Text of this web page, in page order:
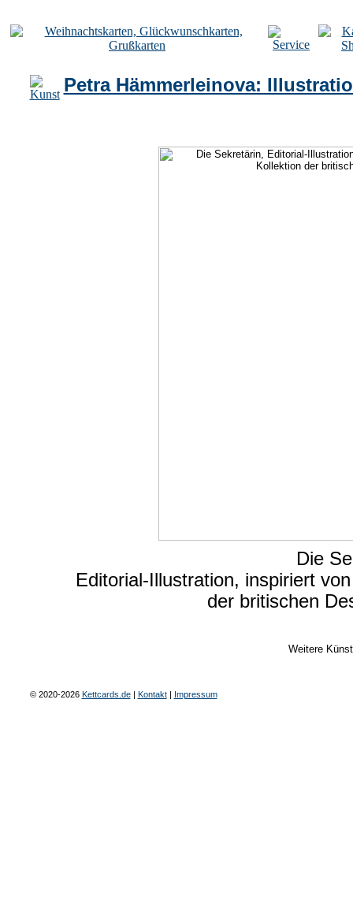
Petra Hämmerleinova:
Die
Editorial-Illustration, inspiriert
der britischen
Weitere
© 2020-2026 Kettcards.de| Kontakt| Impressum